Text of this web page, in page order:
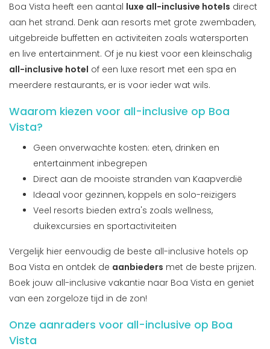
Boa Vista heeft een aantal luxe all-inclusive hotels direct
aan het strand. Denk aan resorts met grote zwembaden,
uitgebreide buffetten en activiteiten zoals watersporten
en live entertainment. Of je nu kiest voor een kleinschalig
all-inclusive hotel of een luxe resort met een spa en
meerdere restaurants, er is voor ieder wat wils.
Waarom kiezen voor all-inclusive op Boa
Vista?
Geen onverwachte kosten: eten, drinken en
entertainment inbegrepen
Direct aan de mooiste stranden van Kaapverdië
Ideaal voor gezinnen, koppels en solo-reizigers
Veel resorts bieden extra's zoals wellness,
duikexcursies en sportactiviteiten
Vergelijk hier eenvoudig de beste all-inclusive hotels op
Boa Vista en ontdek de aanbieders met de beste prijzen.
Boek jouw all-inclusive vakantie naar Boa Vista en geniet
van een zorgeloze tijd in de zon!
Onze aanraders voor all-inclusive op Boa
Vista